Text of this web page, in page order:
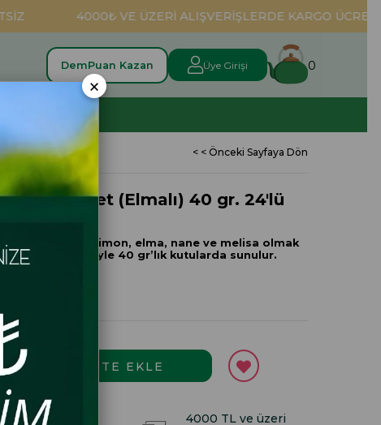
4000₺ VE ÜZERİ ALIŞVERİŞLERDE KARGO ÜCRETSİZ
DemPuan Kazan Üye Girişi 0
< < Önceki Sayfaya Dön
Süzen Poşet (Elmalı) 40 gr. 24'lü
Poşet; sade, limon, elma, nane ve melisa olmak
lezzet seçeneğiyle 40 gr’lık kutularda sunulur.
Alışverişinde
4000 TL ve üzeri
×